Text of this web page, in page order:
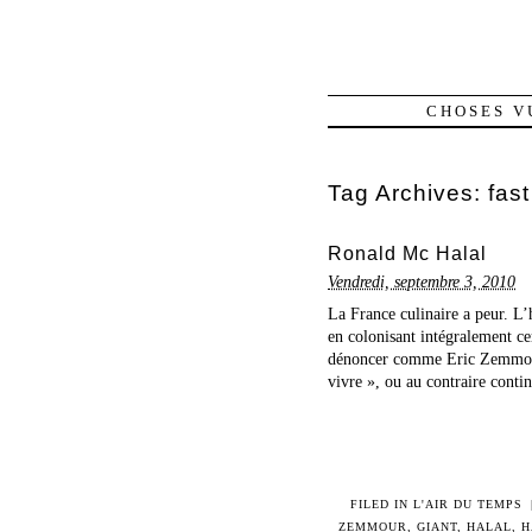
CHOSES
Tag Archives:
Ronald Mc Halal
Vendredi, septembre 3, 2010
La France culinaire a peur.
en colonisant intégralement
dénoncer comme Eric
vivre », ou au contraire
FILED INL'AIR DU TEMPS
ZEMMOUR
GIANT, HALAL